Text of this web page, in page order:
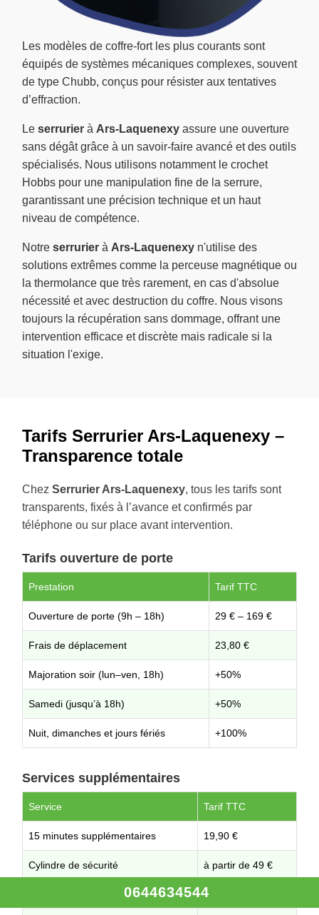
Les modèles de coffre-fort les plus courants sont
équipés de systèmes mécaniques complexes, souvent
de type Chubb, conçus pour résister aux tentatives
d’effraction.
Le serrurier à Ars-Laquenexy assure une ouverture
sans dégât grâce à un savoir-faire avancé et des outils
spécialisés. Nous utilisons notamment le crochet
Hobbs pour une manipulation fine de la serrure,
garantissant une précision technique et un haut
niveau de compétence.
Notre serrurier à Ars-Laquenexy n'utilise des
solutions extrêmes comme la perceuse magnétique ou
la thermolance que très rarement, en cas d'absolue
nécessité et avec destruction du coffre. Nous visons
toujours la récupération sans dommage, offrant une
intervention efficace et discrète mais radicale si la
situation l'exige.
Tarifs Serrurier Ars-Laquenexy –
Transparence totale
Chez Serrurier Ars-Laquenexy, tous les tarifs sont
transparents, fixés à l’avance et confirmés par
téléphone ou sur place avant intervention.
Tarifs ouverture de porte
Prestation Tarif TTC
Ouverture de porte (9h – 18h) 29 € – 169 €
Frais de déplacement 23,80 €
Majoration soir (lun–ven, 18h) +50%
Samedi (jusqu’à 18h) +50%
Nuit, dimanches et jours fériés +100%
Services supplémentaires
Service Tarif TTC
15 minutes supplémentaires 19,90 €
Cylindre de sécurité à partir de 49 €
Plaque de sécurité (blindage) à partir de 79 €
0644634544